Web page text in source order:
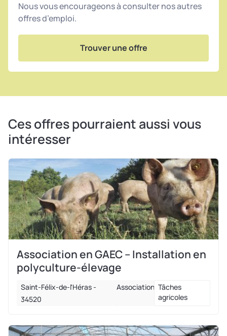
Nous vous encourageons à consulter nos autres
offres d’emploi.
Trouver une offre
Ces offres pourraient aussi vous
intéresser
Association en GAEC – Installation en
polyculture-élevage
Saint-Félix-de-l'Héras -
34520
Association Tâches
agricoles